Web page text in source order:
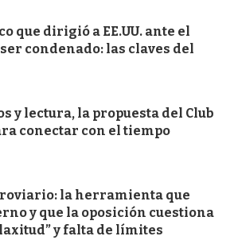
que dirigió a EE.UU. ante el
condenado: las claves del
y lectura, la propuesta del Club
conectar con el tiempo
la herramienta que
y que la oposición cuestiona
y falta de límites